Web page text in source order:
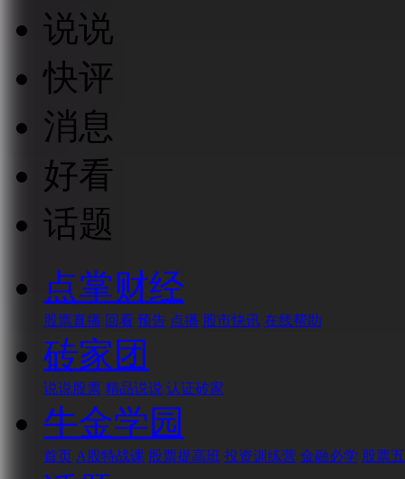
说说
快评
消息
好看
话题
点掌财经
股票直播 回看 预告 点播 股市快讯 在线帮助
砖家团
说说股票 精品说说 认证砖家
牛金学园
首页 A股特战课 股票提高班 投资训练营 金融必学 股票